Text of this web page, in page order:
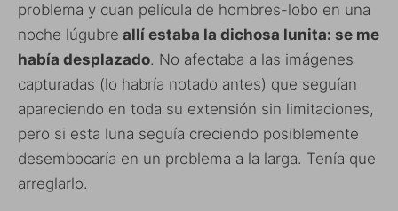
problema y cuan película de hombres-lobo en una
noche lúgubre allí estaba la dichosa lunita: se me
había desplazado. No afectaba a las imágenes
capturadas (lo habría notado antes) que seguían
apareciendo en toda su extensión sin limitaciones,
pero si esta luna seguía creciendo posiblemente
desembocaría en un problema a la larga. Tenía que
arreglarlo.